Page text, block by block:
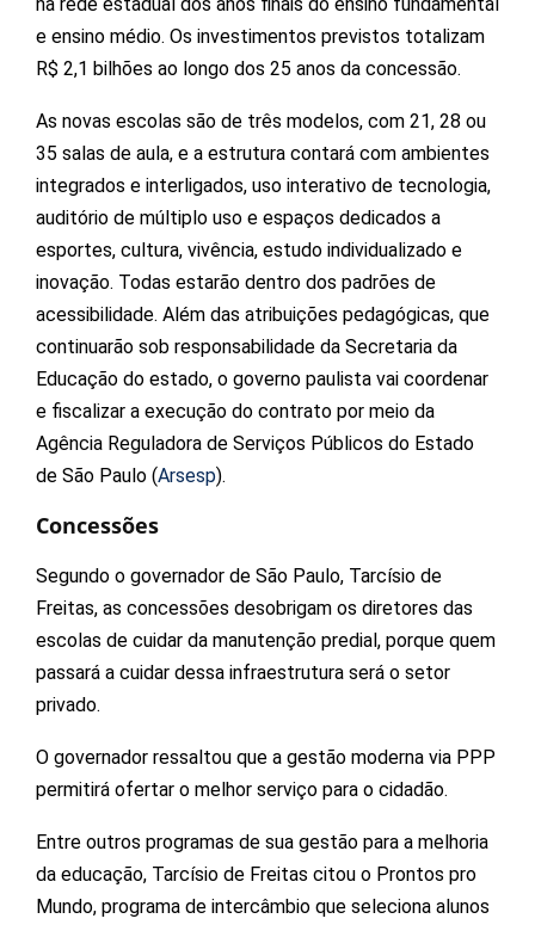
e ensino médio. Os investimentos previstos totalizam
R$ 2,1 bilhões ao longo dos 25 anos da concessão.
As novas escolas são de três modelos, com 21, 28 ou
35 salas de aula, e a estrutura contará com ambientes
integrados e interligados, uso interativo de tecnologia,
auditório de múltiplo uso e espaços dedicados a
esportes, cultura, vivência, estudo individualizado e
inovação. Todas estarão dentro dos padrões de
acessibilidade. Além das atribuições pedagógicas, que
continuarão sob responsabilidade da Secretaria da
Educação do estado, o governo paulista vai coordenar
e fiscalizar a execução do contrato por meio da
Agência Reguladora de Serviços Públicos do Estado
de São Paulo (Arsesp).
Concessões
Segundo o governador de São Paulo, Tarcísio de
Freitas, as concessões desobrigam os diretores das
escolas de cuidar da manutenção predial, porque quem
passará a cuidar dessa infraestrutura será o setor
privado.
O governador ressaltou que a gestão moderna via PPP
permitirá ofertar o melhor serviço para o cidadão.
Entre outros programas de sua gestão para a melhoria
da educação, Tarcísio de Freitas citou o Prontos pro
Mundo, programa de intercâmbio que seleciona alunos